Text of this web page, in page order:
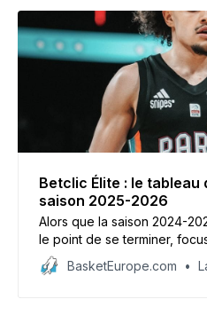
Betclic Élite : le
saison 2025-2026
Alors que la saison 2024-
le point de se terminer,
effectifs des 16 équipes
départ en 2025-2026.
BasketEurope.com